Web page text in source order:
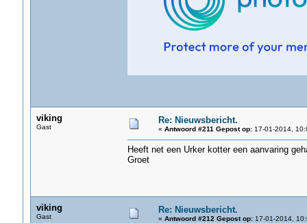
viking
Gast
Re: Nieuwsbericht.
« Antwoord #211 Gepost op:17-01-2014,
Heeft net een Urker kotter een aanvaring
Groet
viking
Gast
Re: Nieuwsbericht.
« Antwoord #212 Gepost op:17-01-2014,